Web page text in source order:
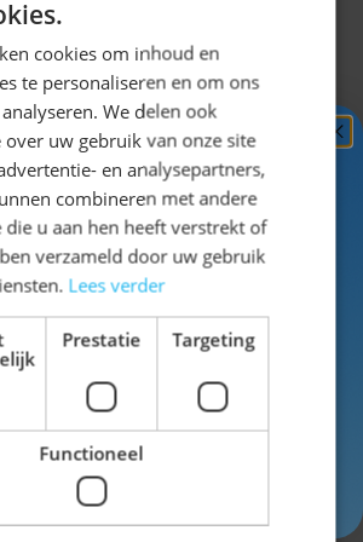
Tirol Roze
Niet op voorraad
cookies om inhoud en
te personaliseren en om ons
We delen ook
uw gebruik van onze site
en analysepartners,
combineren met andere
u aan hen heeft verstrekt of
verzameld door uw gebruik
Lees verder
Prestatie Targeting
Functioneel
5%
KORTING!
de nieuwsbrief en ontvang toegang
exclusieve kortingen!
Inschrijven